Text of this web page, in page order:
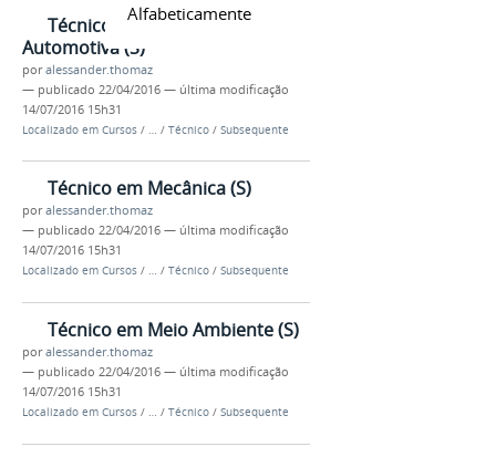
Alfabeticamente
Técnico em Manutenção
Automotiva (S)
poralessander.thomaz
— publicado 22/04/2016 — última modificação
14/07/2016 15h31
Localizado em Cursos / / Técnico / Subsequente
Técnico em Mecânica (S)
poralessander.thomaz
— publicado 22/04/2016 — última modificação
14/07/2016 15h31
Localizado em Cursos / … / Técnico / Subsequente
Técnico em Meio Ambiente (S)
poralessander.thomaz
— publicado 22/04/2016 — última modificação
14/07/2016 15h31
Localizado em Cursos / … / Técnico / Subsequente